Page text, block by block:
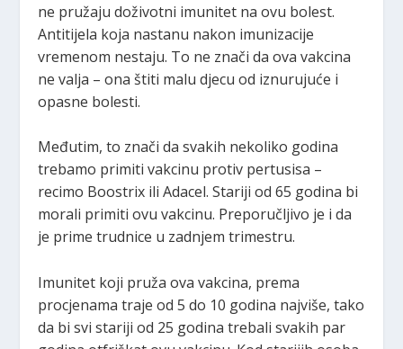
ne pružaju doživotni imunitet na ovu bolest.
Antitijela koja nastanu nakon imunizacije
vremenom nestaju. To ne znači da ova vakcina
ne valja – ona štiti malu djecu od iznurujuće i
opasne bolesti.
Međutim, to znači da svakih nekoliko godina
trebamo primiti vakcinu protiv pertusisa –
recimo Boostrix ili Adacel. Stariji od 65 godina bi
morali primiti ovu vakcinu. Preporučljivo je i da
je prime trudnice u zadnjem trimestru.
Imunitet koji pruža ova vakcina, prema
procjenama traje od 5 do 10 godina najviše, tako
da bi svi stariji od 25 godina trebali svakih par